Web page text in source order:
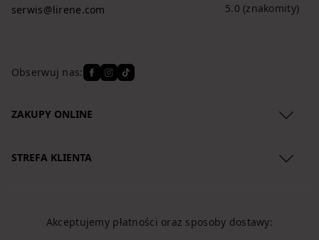
Obserwuj nas:
serwis@lirene.com
Akceptujemy płatności oraz sposoby dostawy:
ZAKUPY ONLINE
Polityka Prywatności
Regulamin newslettera
STREFA KLIENTA
Koszty dostawy
5.0 (znakomity)